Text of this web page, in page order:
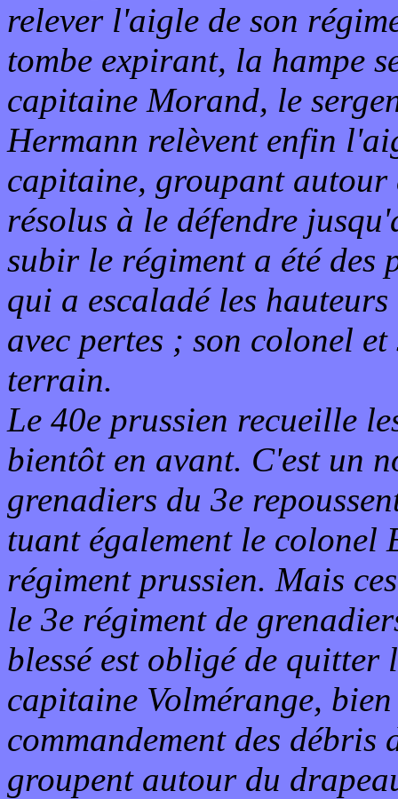
relever l'aigle de son
tombe expirant, la hampe
capitaine Morand, le
Hermann relèvent enfin
capitaine, groupant autour
résolus à le défendre
subir le régiment a été des
qui a escaladé les
avec pertes ; son colonel
terrain.
Le 40e prussien recueille
bientôt en avant. C'est un
grenadiers du 3e
tuant également le colonel
régiment prussien. Mais
le 3e régiment de
blessé est obligé de
capitaine Volmérange,
commandement des débris
groupent autour du